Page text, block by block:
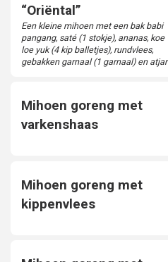
“Oriëntal”
Een kleine mihoen met een bak babi
pangang, saté (1 stokje), ananas, koe
loe yuk (4 kip balletjes), rundvlees,
gebakken garnaal (1 garnaal) en atjar
Mihoen goreng met
varkenshaas
Mihoen goreng met
kippenvlees